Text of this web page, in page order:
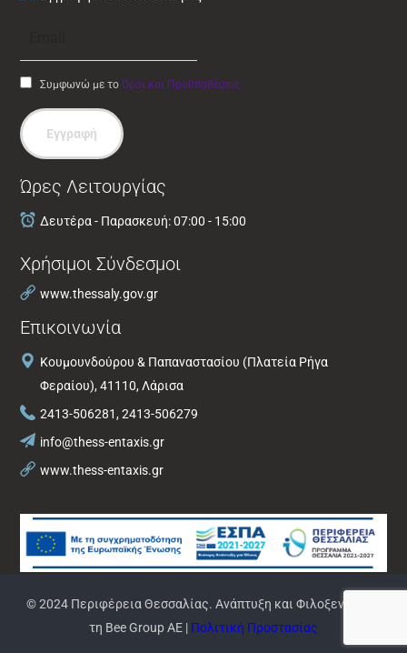
Συμφωνώ με τοΌροι και Προϋποθέσεις
Εγγραφή
Ώρες Λειτουργίας
Δευτέρα - Παρασκευή: 07:00 - 15:00
Χρήσιμοι Σύνδεσμοι
www.thessaly.gov.gr
Επικοινωνία
Κουμουνδούρου & Παπαναστασίου (Πλατεία Ρήγα
Φεραίου), 41110, Λάρισα
2413-506281, 2413-506279
info@thess-entaxis.gr
www.thess-entaxis.gr
© 2024 Περιφέρεια Θεσσαλίας. Ανάπτυξη και Φιλοξενία από
τη Bee Group AE | Πολιτική Προστασίας